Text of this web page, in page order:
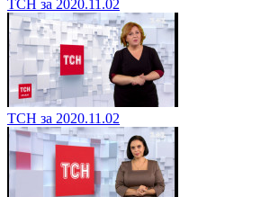
ТСН за 2020.11.02
ТСН за 2020.11.02